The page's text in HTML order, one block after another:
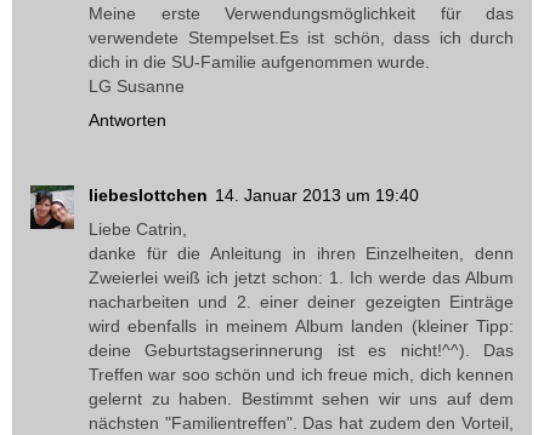
Meine erste Verwendungsmöglichkeit für das
verwendete Stempelset.Es ist schön, dass ich durch
dich in die SU-Familie aufgenommen wurde.
LG Susanne
Antworten
liebeslottchen 14. Januar 2013 um 19:40
Liebe Catrin,
danke für die Anleitung in ihren Einzelheiten, denn
Zweierlei weiß ich jetzt schon: 1. Ich werde das Album
nacharbeiten und 2. einer deiner gezeigten Einträge
wird ebenfalls in meinem Album landen (kleiner Tipp:
deine Geburtstagserinnerung ist es nicht!^^). Das
Treffen war soo schön und ich freue mich, dich kennen
gelernt zu haben. Bestimmt sehen wir uns auf dem
nächsten "Familientreffen". Das hat zudem den Vorteil,